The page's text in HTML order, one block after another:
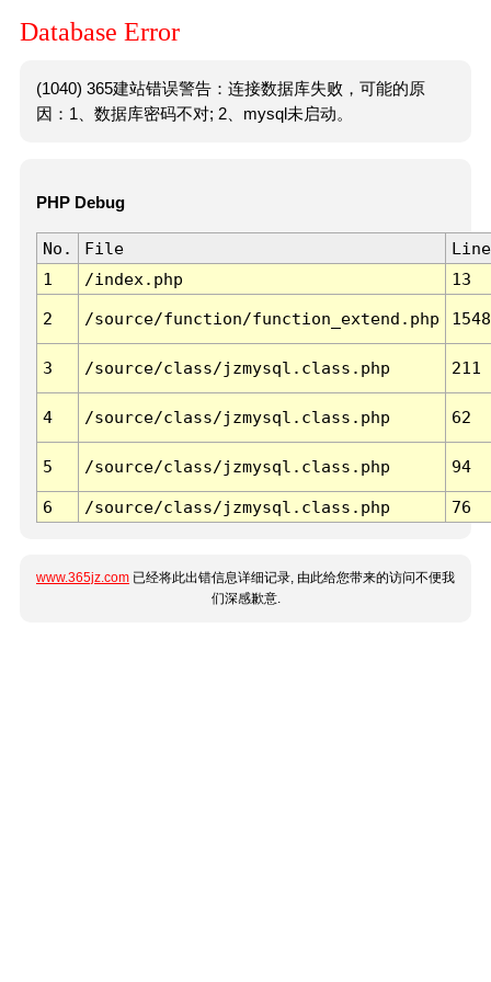
Database Error
(1040) 365建站错误警告：连接数据库失败，可能的原
因：1、数据库密码不对; 2、mysql未启动。
PHP Debug
No. File
Line
1
/index.php 13
2 /source/function/function_extend.php 1548
3 /source/class/jzmysql.class.php 211
4 /source/class/jzmysql.class.php 62
5 /source/class/jzmysql.class.php 94
6 /source/class/jzmysql.class.php 76
www.365jz.com 已经将此出错信息详细记录, 由此给您带来的访问不便我
们深感歉意.